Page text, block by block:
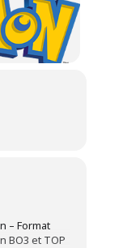
– Format
BO3 et TOP